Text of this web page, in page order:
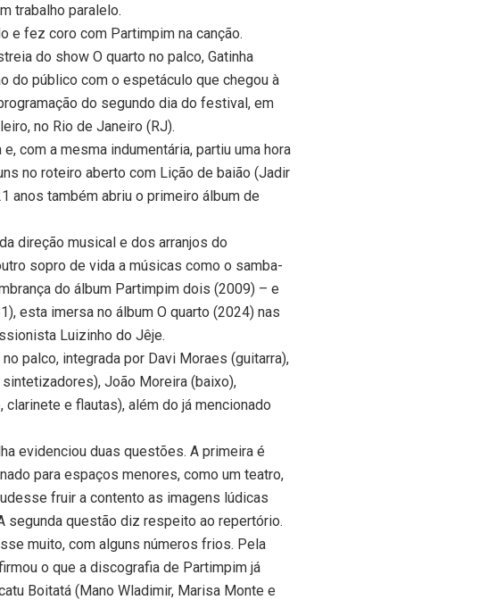
trabalho paralelo.
e fez coro com Partimpim na canção.
do show O quarto no palco, Gatinha
do público com o espetáculo que chegou à
do segundo dia do festival, em
no Rio de Janeiro (RJ).
com a mesma indumentária, partiu uma hora
no roteiro aberto com Lição de baião (Jadir
anos também abriu o primeiro álbum de
direção musical e dos arranjos do
sopro de vida a músicas como o samba-
do álbum Partimpim dois (2009) – e
esta imersa no álbum O quarto (2024) nas
Luizinho do Jêje.
palco, integrada por Davi Moraes (guitarra),
João Moreira (baixo),
e flautas), além do já mencionado
evidenciou duas questões. A primeira é
para espaços menores, como um teatro,
fruir a contento as imagens lúdicas
segunda questão diz respeito ao repertório.
muito, com alguns números frios. Pela
o que a discografia de Partimpim já
Boitatá (Mano Wladimir, Marisa Monte e